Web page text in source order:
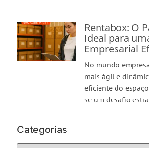
Rentabox: O
Ideal para
Empresarial
No mundo
mais ágil e
eficiente do
se um desafio
Categorias